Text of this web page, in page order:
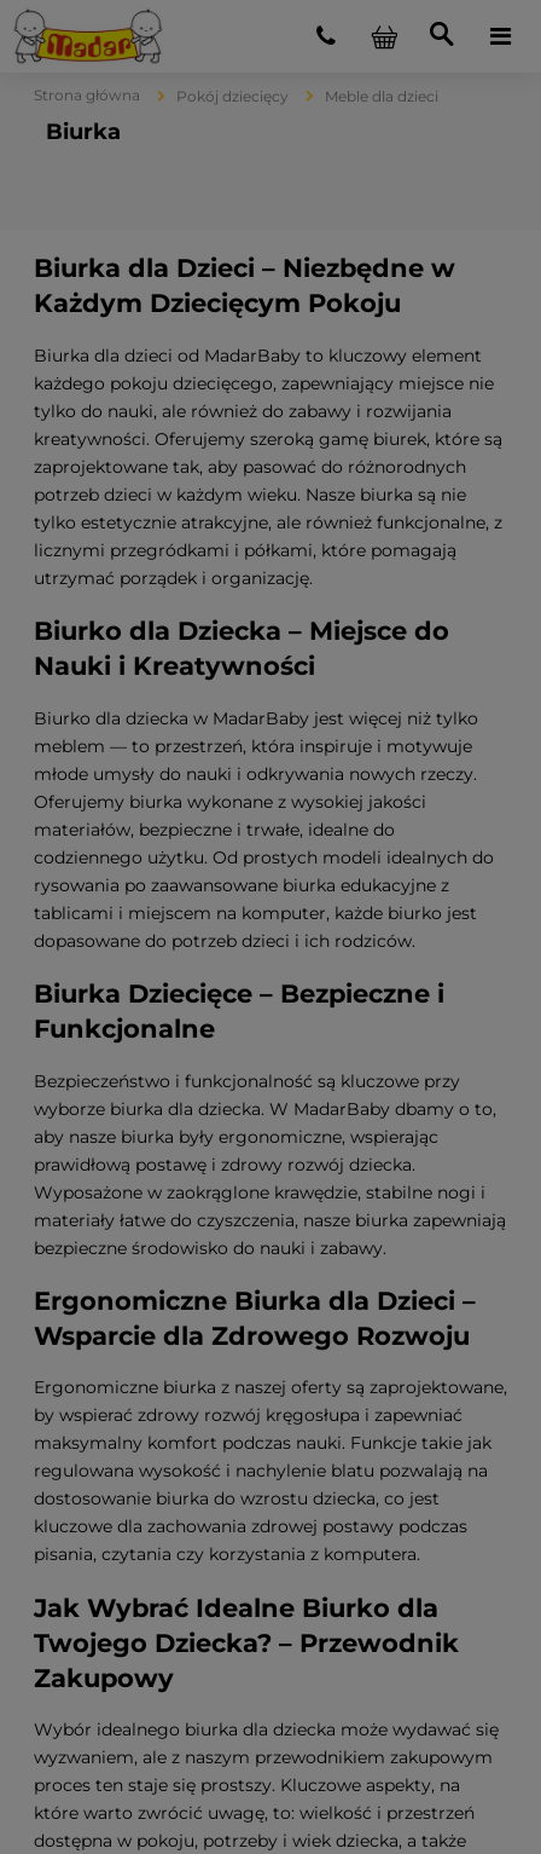
Strona główna Pokój dziecięcy Meble dla dzieci
Biurka
Biurka dla Dzieci – Niezbędne w
Każdym Dziecięcym Pokoju
Biurka dla dzieci od MadarBaby to kluczowy element
każdego pokoju dziecięcego, zapewniający miejsce nie
tylko do nauki, ale również do zabawy i rozwijania
kreatywności. Oferujemy szeroką gamę biurek, które są
zaprojektowane tak, aby pasować do różnorodnych
potrzeb dzieci w każdym wieku. Nasze biurka są nie
tylko estetycznie atrakcyjne, ale również funkcjonalne, z
licznymi przegródkami i półkami, które pomagają
utrzymać porządek i organizację.
Biurko dla Dziecka – Miejsce do
Nauki i Kreatywności
Biurko dla dziecka w MadarBaby jest więcej niż tylko
meblem — to przestrzeń, która inspiruje i motywuje
młode umysły do nauki i odkrywania nowych rzeczy.
Oferujemy biurka wykonane z wysokiej jakości
materiałów, bezpieczne i trwałe, idealne do
codziennego użytku. Od prostych modeli idealnych do
rysowania po zaawansowane biurka edukacyjne z
tablicami i miejscem na komputer, każde biurko jest
dopasowane do potrzeb dzieci i ich rodziców.
Biurka Dziecięce – Bezpieczne i
Funkcjonalne
Bezpieczeństwo i funkcjonalność są kluczowe przy
wyborze biurka dla dziecka. W MadarBaby dbamy o to,
aby nasze biurka były ergonomiczne, wspierając
prawidłową postawę i zdrowy rozwój dziecka.
Wyposażone w zaokrąglone krawędzie, stabilne nogi i
materiały łatwe do czyszczenia, nasze biurka zapewniają
bezpieczne środowisko do nauki i zabawy.
Ergonomiczne Biurka dla Dzieci –
Wsparcie dla Zdrowego Rozwoju
Ergonomiczne biurka z naszej oferty są zaprojektowane,
by wspierać zdrowy rozwój kręgosłupa i zapewniać
maksymalny komfort podczas nauki. Funkcje takie jak
regulowana wysokość i nachylenie blatu pozwalają na
dostosowanie biurka do wzrostu dziecka, co jest
kluczowe dla zachowania zdrowej postawy podczas
pisania, czytania czy korzystania z komputera.
Jak Wybrać Idealne Biurko dla
Twojego Dziecka? – Przewodnik
Zakupowy
Wybór idealnego biurka dla dziecka może wydawać się
wyzwaniem, ale z naszym przewodnikiem zakupowym
proces ten staje się prostszy. Kluczowe aspekty, na
które warto zwrócić uwagę, to: wielkość i przestrzeń
dostępna w pokoju, potrzeby i wiek dziecka, a także